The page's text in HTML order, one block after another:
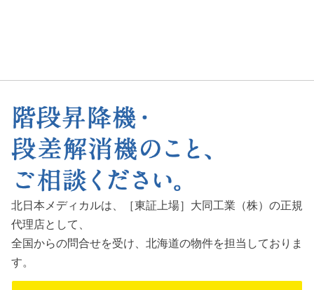
北日本メディカルは、［東証上場］大同工業（株）の正規
代理店として、
全国からの問合せを受け、 北海道の物件を担当しておりま
す。